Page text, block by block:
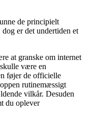
de principielt
er det undertiden et
at granske om internet
være en
føjer de officielle
rutinemæssigt
vilkår. Desuden
du oplever